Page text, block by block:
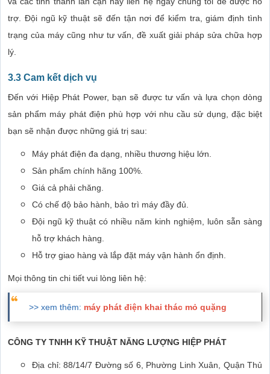
trợ. Đội ngũ kỹ thuật sẽ đến tận nơi để kiểm tra, giám định tình
trạng của máy cũng như tư vấn, đề xuất giải pháp sửa chữa hợp
lý.
3.3 Cam kết dịch vụ
Đến với Hiệp Phát Power, bạn sẽ được tư vấn và lựa chọn dòng
sản phẩm máy phát điện phù hợp với nhu cầu sử dụng, đặc biệt
bạn sẽ nhận được những giá trị sau:
Máy phát điện đa dạng, nhiều thương hiệu lớn.
Sản phẩm chính hãng 100%.
Giá cả phải chăng.
Có chế độ bảo hành, bảo trì máy đầy đủ.
Đội ngũ kỹ thuật có nhiều năm kinh nghiệm, luôn sẵn sàng
hỗ trợ khách hàng.
Hỗ trợ giao hàng và lắp đặt máy vận hành ổn định.
Mọi thông tin chi tiết vui lòng liên hệ:
>> xem thêm: máy phát điện khai thác mỏ quặng
CÔNG TY TNHH KỸ THUẬT NĂNG LƯỢNG HIỆP PHÁT
Địa chỉ: 88/14/7 Đường số 6, Phường Linh Xuân, Quận Thủ